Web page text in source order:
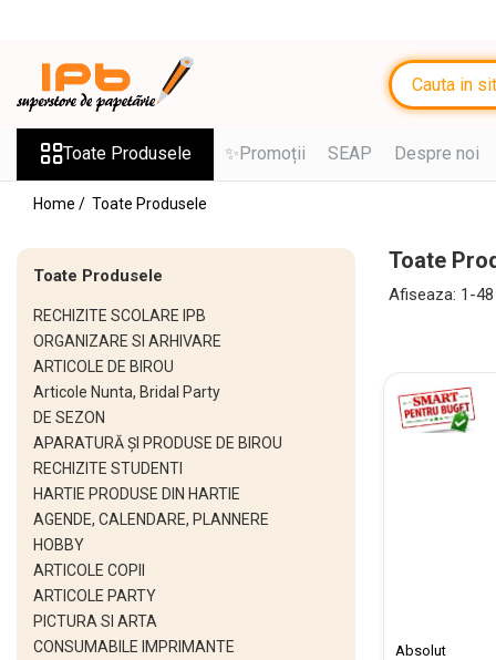
Toate Produsele
Ghiozdane, Rucsacuri, Trolere
Penare, Etuiuri, Necessaire
Saci de sport, Borsete
Caiete cu 2 sau mai multe
subiecte
Caiete de Calitate
Blocuri de desen
Coperți
Stilouri si Rollere cu Cerneala
Cerneala Stilouri, Patroane
cerneala
Creioane colorate
Creioane
Toate Produsele ✨Promoții SEAP Despre noi
Home / Toate Produsele
Toate
Toate Produsele
RECHIZITE SCOLARE IPB
ORGANIZARE SI ARHIVARE
ARTICOLE DE BIROU
Articole Nunta, Bridal Party
DE SEZON
APARATURĂ ȘI PRODUSE DE BIROU
RECHIZITE STUDENTI
HARTIE PRODUSE DIN HARTIE
AGENDE, CALENDARE, PLANNERE
HOBBY
ARTICOLE COPII
ARTICOLE PARTY
PICTURA SI ARTA
CONSUMABILE IMPRIMANTE
Afiseaza: 1-48
Absolut